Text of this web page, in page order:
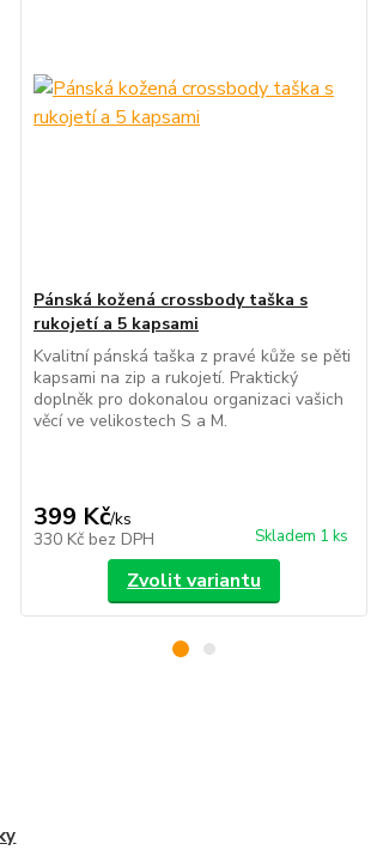
Pánská kožená crossbody taška s
rukojetí a 5 kapsami
Kvalitní pánská taška z pravé kůže se pěti
kapsami na zip a rukojetí. Praktický
doplněk pro dokonalou organizaci vašich
věcí ve velikostech S a M.
399 Kč/ks
330 Kč bez DPH Skladem 1 ks
Zvolit variantu